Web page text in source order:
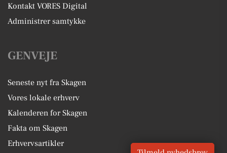
Kontakt VORES Digital
Administrer samtykke
GENVEJE
Seneste nyt fra Skagen
Vores lokale erhverv
Kalenderen for Skagen
Fakta om Skagen
Erhvervsartikler